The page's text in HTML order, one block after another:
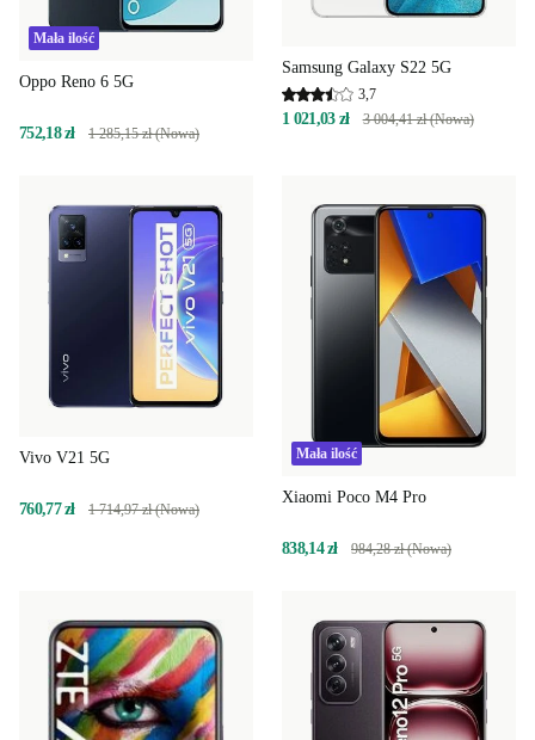
Mała ilość
Oppo Reno 6 5G
752,18 zł 1 285,15 zł (Nowa)
Samsung Galaxy S22 5G
3,7
1 021,03 zł 3 004,41 zł (Nowa)
Vivo V21 5G
760,77 zł 1 714,97 zł (Nowa)
Mała ilość
Xiaomi Poco M4 Pro
838,14 zł 984,28 zł (Nowa)